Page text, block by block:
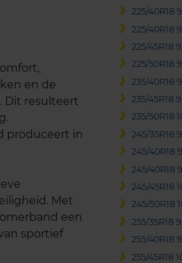
225/40R18
225/40R18
225/45R18
225/50R18
235/40R18
235/45R18
235/50R18
245/35R18
245/40R18
245/40R18
245/45R18
245/50R18
255/35R18
255/40R18
255/45R18
en de
Dit resulteert
produceert in
Met
een
sportief